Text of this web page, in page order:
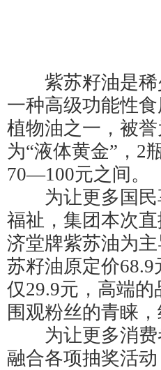
紫苏籽油是稀
一种高级功能性
植物油之一，被
为“液体黄金”，2
70—100元之间。
为让更多国民
福祉，集团本次
济堂牌紫苏油为
苏籽油原定价
仅29.9元，高端
围观粉丝的青睐，
为让更多消费
融合各项抽奖活